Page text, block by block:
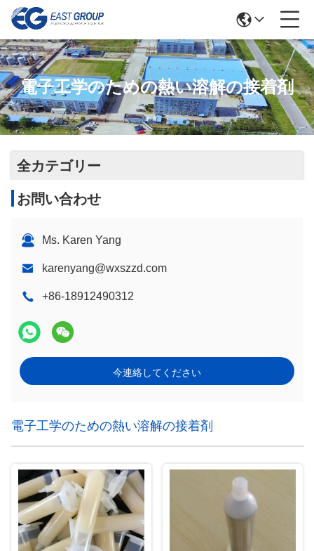
電子工学のための熱い溶解の接着剤
全カテゴリー
お問い合わせ
Ms. Karen Yang
karenyang@wxszzd.com
+86-18912490312
今連絡してください
電子工学のための熱い溶解の接着剤